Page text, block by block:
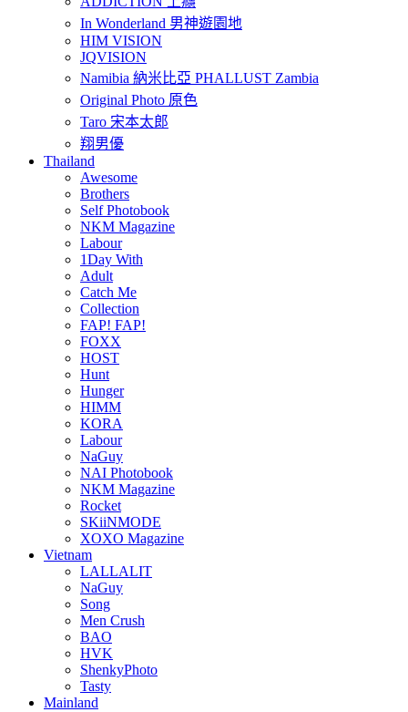
In Wonderland 男神遊園地
HIM VISION
JQVISION
Namibia 納米比亞 PHALLUST Zambia
Original Photo 原色
Taro 宋本太郎
翔男優
Thailand
Awesome
Brothers
Self Photobook
NKM Magazine
Labour
1Day With
Adult
Catch Me
Collection
FAP! FAP!
FOXX
HOST
Hunt
Hunger
HIMM
KORA
Labour
NaGuy
NAI Photobook
NKM Magazine
Rocket
SKiiNMODE
XOXO Magazine
Vietnam
LALLALIT
NaGuy
Song
Men Crush
BAO
HVK
ShenkyPhoto
Tasty
Mainland